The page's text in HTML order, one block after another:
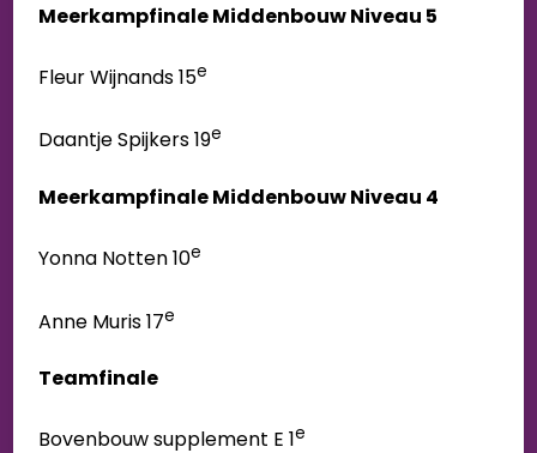
Meerkampfinale Middenbouw Niveau 5
Fleur Wijnands 15e
Daantje Spijkers 19e
Meerkampfinale Middenbouw Niveau 4
Yonna Notten 10e
Anne Muris 17e
Teamfinale
Bovenbouw supplement E 1e